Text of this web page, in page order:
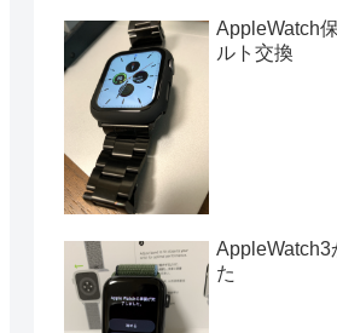
AppleWatch
ルト交換
AppleWatch3
た